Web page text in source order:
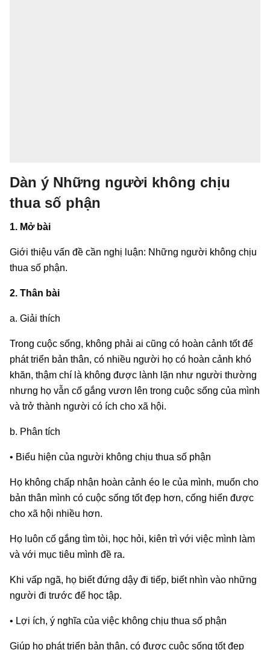
Dàn ý Những người không chịu
thua số phận
1. Mở bài
Giới thiệu vấn đề cần nghị luận: Những người không chịu
thua số phận.
2. Thân bài
a. Giải thích
Trong cuộc sống, không phải ai cũng có hoàn cảnh tốt để
phát triển bản thân, có nhiều người họ có hoàn cảnh khó
khăn, thậm chí là không được lành lặn như người thường
nhưng họ vẫn cố gắng vươn lên trong cuộc sống của mình
và trở thành người có ích cho xã hội.
b. Phân tích
• Biểu hiện của người không chịu thua số phận
Họ không chấp nhận hoàn cảnh éo le của mình, muốn cho
bản thân mình có cuộc sống tốt đẹp hơn, cống hiến được
cho xã hội nhiều hơn.
Họ luôn cố gắng tìm tòi, học hỏi, kiên trì với việc mình làm
và với mục tiêu mình đề ra.
Khi vấp ngã, họ biết đứng dậy đi tiếp, biết nhìn vào những
người đi trước để học tập.
• Lợi ích, ý nghĩa của việc không chịu thua số phận
Giúp họ phát triển bản thân, có được cuộc sống tốt đẹp